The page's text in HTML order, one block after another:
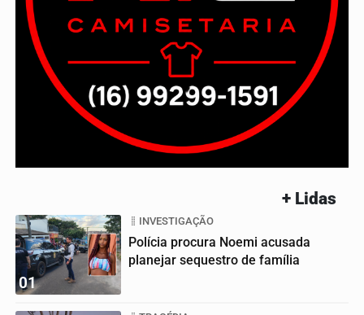
+ Lidas
01
INVESTIGAÇÃO
Polícia procura Noemi acusada
planejar sequestro de família